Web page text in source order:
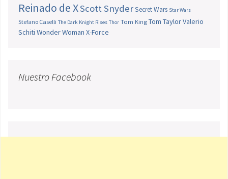
Reinado de XScott SnyderSecret Wars Star Wars
Stefano Caselli The Dark Knight Rises Thor Tom King Tom TaylorValerio
Schiti Wonder Woman X-Force
Nuestro Facebook